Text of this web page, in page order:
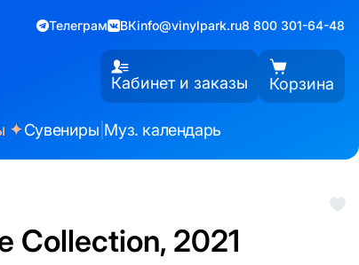
Телеграм ВКinfo@vinylpark.ru8 800 301-64-48
Кабинет и заказы Корзина
✦Сувениры Муз. календарь
Collection, 2021